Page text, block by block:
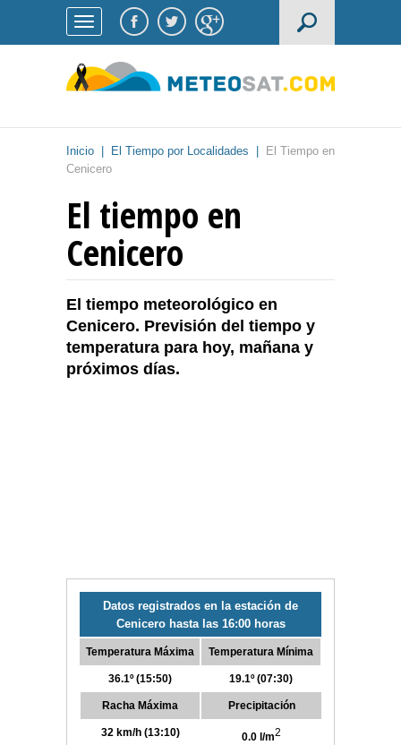
Inicio El Tiempo por Localidades
El Tiempo en
Cenicero
El tiempo en
Cenicero
El tiempo meteorológico en
Cenicero. Previsión del tiempo y
temperatura para hoy, mañana y
próximos días.
Datos registrados en la estación de
Cenicero hasta las 16:00 horas
Temperatura Máxima
36.1º (15:50)
Temperatura Mínima
19.1º (07:30)
Racha Máxima
32 km/h (13:10)
Precipitación
0.0 l/m2